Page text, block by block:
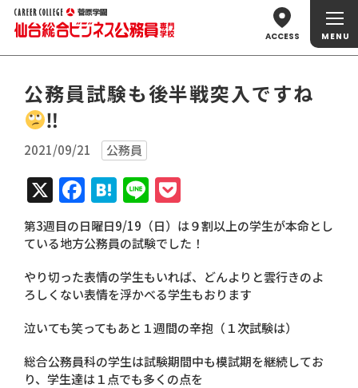
ACCESS
公務員試験も後半戦突入ですね
‼
2021/09/21 公務員
X Facebook
Hatena
Line
第3週目の日曜日9/19（日）は９割以上の学生が本命とし
ている地方公務員の試験でした！
やり切った表情の学生もいれば、どんよりと雲行きのよ
ろしくない表情を浮かべる学生もおります
泣いても笑ってもあと１週間の辛抱（１次試験は）
総合公務員科の学生は試験期間中も模試期を継続してお
り、学生達は１点でも多くの点を